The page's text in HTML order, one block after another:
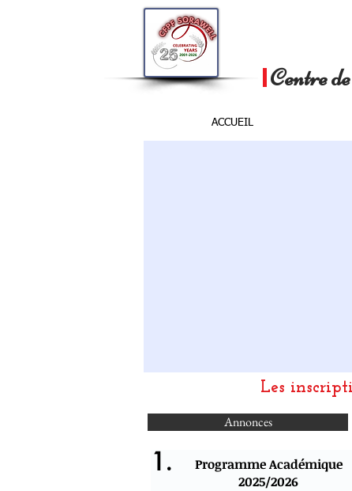
Centre
ACCUEIL
Les
Annonces
Programme Académique
2025/2026
1.